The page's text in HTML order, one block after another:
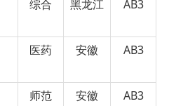
综合 黑龙江 AB3
医药 安徽 AB3
师范 安徽 AB3